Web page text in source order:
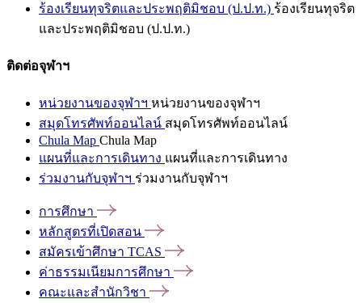
ร้องเรียนทุจริตและประพฤติมิชอบ (ป.ป.ท.) ร้องเรียนทุจริต
และประพฤติมิชอบ (ป.ป.ท.)
ติดต่อจุฬาฯ
หน่วยงานของจุฬาฯ หน่วยงานของจุฬาฯ
สมุดโทรศัพท์ออนไลน์ สมุดโทรศัพท์ออนไลน์
Chula Map Chula Map
แผนที่และการเดินทาง แผนที่และการเดินทาง
ร่วมงานกับจุฬาฯ ร่วมงานกับจุฬาฯ
การศึกษา
หลักสูตรที่เปิดสอน
สมัครเข้าศึกษา TCAS
ค่าธรรมเนียมการศึกษา
คณะและสำนักวิชา